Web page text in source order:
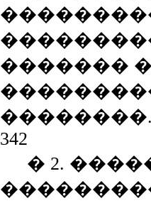
�������
��������
342
� 2.